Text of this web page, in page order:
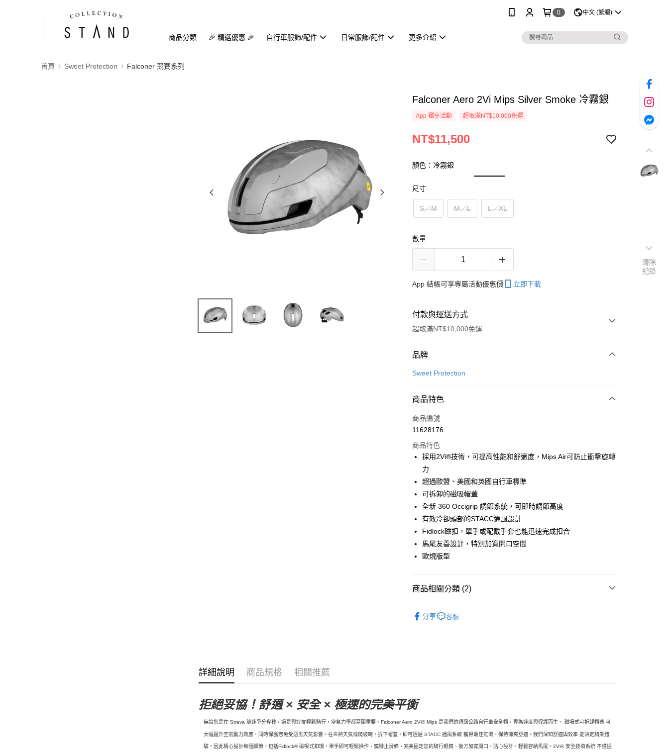
0 中文 (繁體)
商品分類 🎉 精選優惠 🎉 自行車服飾/配件 日常服飾/配件 更多介紹
首頁 Sweet Protection Falconer 競賽系列
Falconer Aero 2Vi Mips Silver Smoke 冷霧銀
App 獨享活動 超取滿NT$10,000免運
NT$11,500
顏色：冷霧銀
尺寸
S／M M／L L／XL
數量
App 結帳可享專屬活動優惠價 立即下載
付款與運送方式
超取滿NT$10,000免運
付款方式
信用卡一次付款
Apple Pay
Google Pay
運送方式
全家店到店
每筆NT$80，滿NT$10,000(含以上)免運費
付款後全家取貨
每筆NT$80，滿NT$10,000(含以上)免運費
7-11店到店
付款後7-11取貨
品牌
Sweet Protection
商品特色
商品編號
11628176
商品特色
採用2Vi®技術，可提高性能和舒適度，Mips Air可防止衝擊旋轉
力
超過歐盟、美國和英國自行車標準
可拆卸的磁吸帽蓋
全新 360 Occigrip 調節系統，可即時調節高度
有效冷卻頭部的STACC通風設計
Fidlock磁扣，單手或配戴手套也能迅速完成扣合
馬尾友善設計，特別加寬開口空間
歐規版型
商品相關分類 (2)
分享 客服
詳細說明 商品規格 相關推薦
拒絕妥協！舒適 × 安全 × 極速的完美平衡
無論您是在 Strava 競速爭分奪秒，還是與好友輕鬆騎行，空氣力學都至關重要。Falconer Aero 2Vi® Mips 是我們的頂級公路自行車安全帽，專為速度與保護而生。磁吸式可拆卸帽蓋 可
大幅提升空氣動力效應，同時保護您免受惡劣天氣影響。在炎熱天氣或爬坡時，拆下帽蓋，即可透過 STACC 通風系統 獲得最佳氣流，保持涼爽舒適。我們深知舒適與效率 能決定騎乘體
驗。 因此精心設計每個細節，包括Fidlock® 磁吸式扣環，單手即可輕鬆操作、鏡腳止滑條，完美固定您的騎行眼鏡、後方加寬開口，貼心設計，輕鬆容納馬尾。2Vi® 安全技術系統 不僅提
清除
紀錄